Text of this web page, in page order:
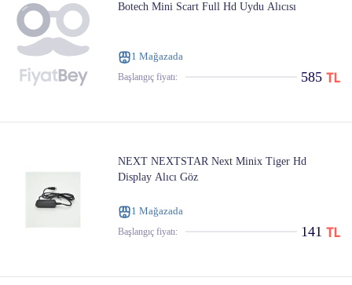
Botech Mini Scart Full Hd Uydu Alıcısı
1 Mağazada
Başlangıç ​​fiyatı: 585
NEXT NEXTSTAR Next Minix Tiger Hd
Display Alıcı Göz
1 Mağazada
Başlangıç ​​fiyatı: 141